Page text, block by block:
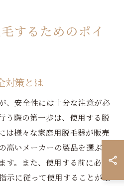
するためのポイ
対策とは
、安全性には十分な注意が必
う際の第一歩は、使用する脱
は様々な家庭用脱毛器が販売
高いメーカーの製品を選ぶこ
す。また、使用する前に必ず
示に従って使用することが重